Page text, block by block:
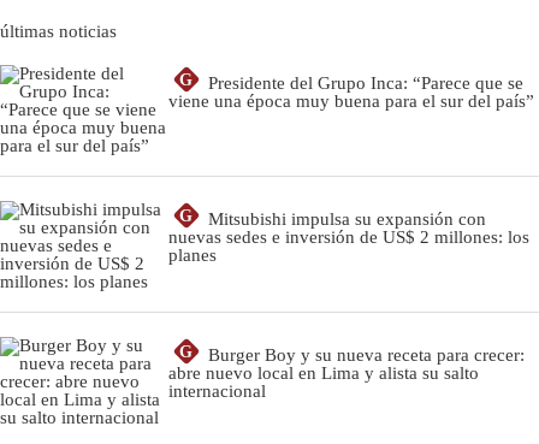
últimas noticias
G
Presidente del Grupo Inca: “Parece que se
viene una época muy buena para el sur del país”
G
Mitsubishi impulsa su expansión con
nuevas sedes e inversión de US$ 2 millones: los
planes
G
Burger Boy y su nueva receta para crecer:
abre nuevo local en Lima y alista su salto
internacional